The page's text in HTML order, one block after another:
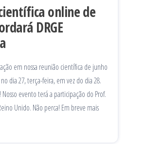
online de
DRGE
em nossa reunião científica de junho
dia 27, terça-feira, em vez do dia 28.
Nosso evento terá a participação do Prof.
Unido. Não perca! Em breve mais